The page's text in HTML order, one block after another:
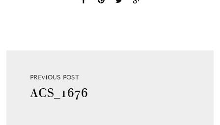
PREVIOUS POST
ACS_1676